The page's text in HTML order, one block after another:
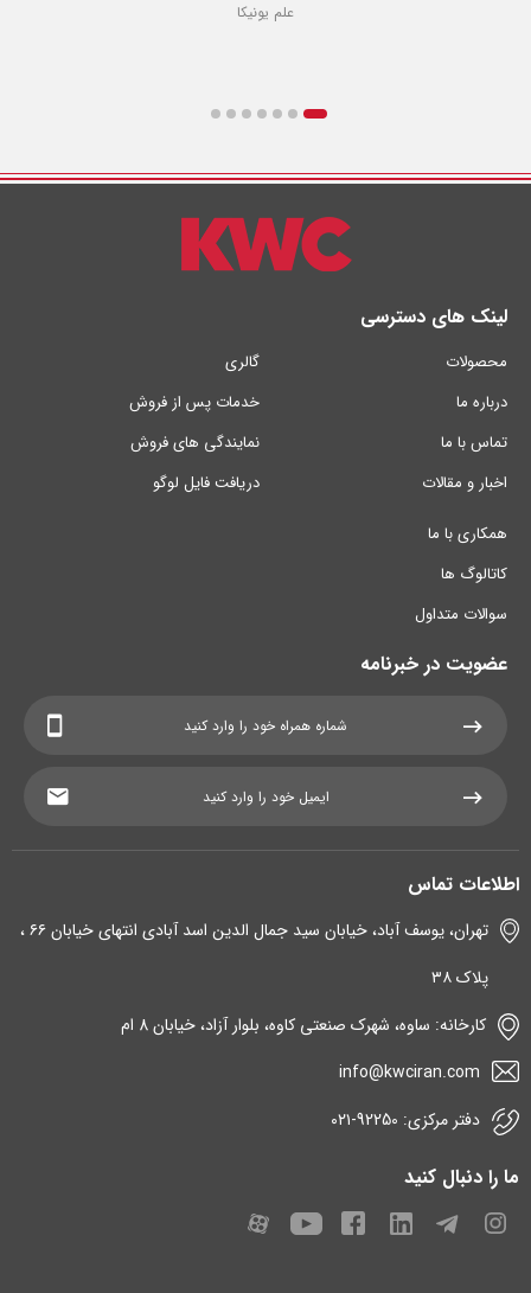
علم یونیکا
لینک های دسترسی
محصولات
درباره ما
تماس با ما
اخبار و مقالات
گالری
خدمات پس از فروش
نمایندگی های فروش
دریافت فایل لوگو
همکاری با ما
کاتالوگ ها
سوالات متداول
عضویت در خبرنامه
اطلاعات تماس
تهران، یوسف آباد، خیابان سید جمال الدین اسد آبادی انتهای خیابان ۶۶ ،
پلاک ۳۸
کارخانه: ساوه، شهرک صنعتی کاوه، بلوار آزاد، خیابان 8 ام
info@kwciran.com
دفتر مرکزی: 92250-۰۲۱
ما را دنبال کنید